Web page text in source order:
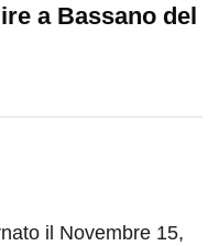
a Bassano del
il Novembre 15,